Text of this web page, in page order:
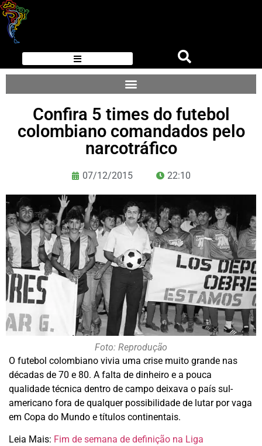
Confira 5 times do futebol
colombiano comandados pelo
narcotráfico
07/12/2015 22:10
Foto: Reprodução
O futebol colombiano vivia uma crise muito grande nas
décadas de 70 e 80. A falta de dinheiro e a pouca
qualidade técnica dentro de campo deixava o país sul-
americano fora de qualquer possibilidade de lutar por vaga
em Copa do Mundo e títulos continentais.
Leia Mais: Fim de semana de definição na Liga